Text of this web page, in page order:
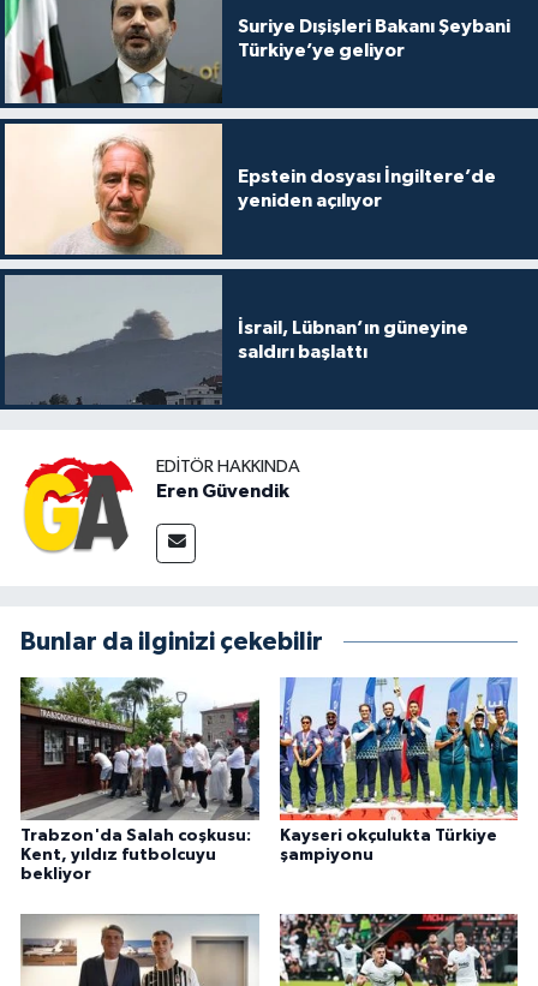
Suriye Dışişleri Bakanı Şeybani
Türkiye’ye geliyor
Epstein dosyası İngiltere’de
yeniden açılıyor
İsrail, Lübnan’ın güneyine
saldırı başlattı
EDITÖR HAKKINDA
Eren Güvendik
Bunlar da ilginizi çekebilir
Trabzon'da Salah coşkusu:
Kent, yıldız futbolcuyu
bekliyor
Kayseri okçulukta Türkiye
şampiyonu